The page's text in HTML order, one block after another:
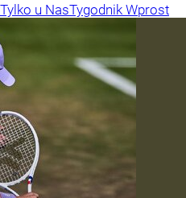
Tylko u NasTygodnik Wprost